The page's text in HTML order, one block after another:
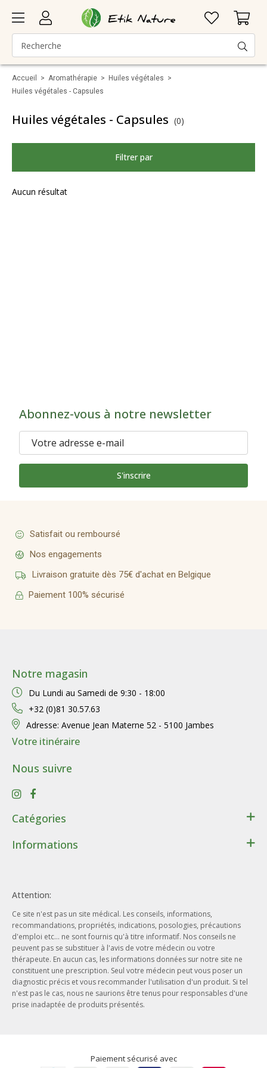
Accueil > Aromathérapie > Huiles végétales >
Huiles végétales - Capsules
Huiles végétales - Capsules (0)
Filtrer par
Aucun résultat
Abonnez-vous à notre newsletter
S'inscrire
Satisfait ou remboursé
Nos engagements
Livraison gratuite dès 75€ d'achat en Belgique
Paiement 100% sécurisé
Catégories
Santé
Cadeaux
Phytothérapie
Aromathérapie
Ayurveda
Herboristerie
Nos actualités
Nos marques
Informations
Données personnelles
Conditions d’utilisation du site web
Notre entreprise
Nos engagements
Nos offres d'emploi
Notre magasin
Du Lundi au Samedi de 9:30 - 18:00
+32 (0)81 30.57.63
Adresse: Avenue Jean Materne 52 - 5100 Jambes
Votre itinéraire
Nous suivre
Attention:
Ce site n'est pas un site médical. Les conseils, informations,
recommandations, propriétés, indications, posologies, précautions
d'emploi etc... ne sont fournis qu'à titre informatif. Nos conseils ne
peuvent pas se substituer à l'avis de votre médecin ou votre
thérapeute. En aucun cas, les informations données sur notre site ne
constituent une prescription. Seul votre médecin peut vous poser un
diagnostic précis et vous recommander l'utilisation d'un produit. Si tel
n'est pas le cas, nous ne saurions être tenus pour responsables d'une
prise inadaptée de produits présentés.
Paiement sécurisé avec